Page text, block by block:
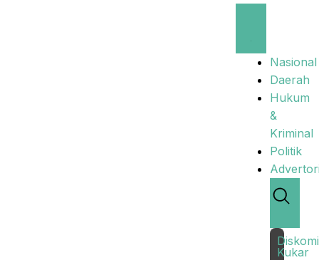
Nasional
Daerah
Hukum
&
Kriminal
Politik
Kukar